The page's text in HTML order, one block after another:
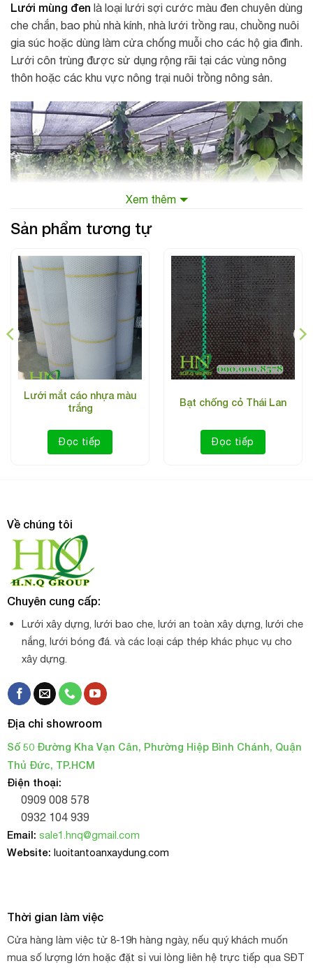
Lưới mùng đen là loại lưới sợi cước màu đen chuyên dùng
che chắn, bao phủ nhà kính, nhà lưới trồng rau, chuồng nuôi
gia súc hoặc dùng làm cửa chống muỗi cho các hộ gia đình.
Lưới côn trùng được sử dụng rộng rãi tại các vùng nông
thôn hoặc các khu vực nông trại nuôi trồng nông sản.
Lưới mùng đen che tiêu
Lợi ích thước tiêu chuẩn củalưới
mùngđen:
Thông số cơ bản của lưới mùng
Khổ lưới: 1m, 1.8m, 2.5m, 3.4m, 4.2m, 5.1m, 6.8m . Dài
Đóng gói: đóng xấp
Chất liệu: HDPE
Sản xuất Việt Nam
Độ bền : 2 năm
Xem thêm
Sản phẩm tương tự
Lưới mắt cáo nhựa màu
trắng
Đọc tiếp
Bạt chống cỏ Thái Lan
Đọc tiếp
Về chúng tôi
Chuyên cung cấp:
Lưới xây dựng, lưới bao che, lưới an toàn xây dựng, lưới che
nắng, lưới bóng đá. và các loại cáp thép khác phục vụ cho
xây dựng.
Địa chỉ showroom
Số 50 Đường Kha Vạn Cân, Phường Hiệp Bình Chánh, Quận
Thủ Đức, TP.HCM
Điện thoại:
0909 008 578
0932 104 939
Email: sale1.hnq@gmail.com
Website: luoitantoanxaydung.com
Thời gian làm việc
Cửa hàng làm việc từ 8-19h hàng ngày, nếu quý khách muốn
mua số lượng lớn hoặc đặt sỉ vui lòng liên hệ trực tiếp qua SĐT